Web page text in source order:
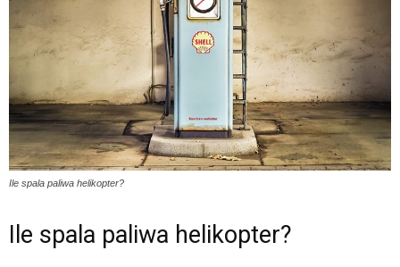
Ile spala paliwa helikopter?
Ile spala paliwa helikopter?